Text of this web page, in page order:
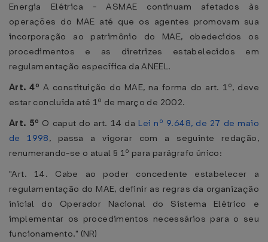
Energia Elétrica - ASMAE continuam afetados às
operações do MAE até que os agentes promovam sua
incorporação ao patrimônio do MAE, obedecidos os
procedimentos e as diretrizes estabelecidos em
regulamentação específica da ANEEL.
Art. 4º A constituição do MAE, na forma do art. 1º, deve
estar concluída até 1º de março de 2002.
Art. 5º O caput do art. 14 da Lei nº 9.648, de 27 de maio
de 1998, passa a vigorar com a seguinte redação,
renumerando-se o atual § 1º para parágrafo único:
"Art. 14. Cabe ao poder concedente estabelecer a
regulamentação do MAE, definir as regras da organização
inicial do Operador Nacional do Sistema Elétrico e
implementar os procedimentos necessários para o seu
funcionamento." (NR)